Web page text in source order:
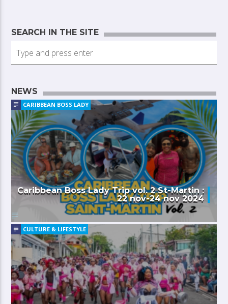
SEARCH IN THE SITE
NEWS
CARIBBEAN BOSS LADY
Caribbean Boss Lady Trip vol. 2 St-Martin :
22 nov-24 nov 2024
CULTURE & LIFESTYLE